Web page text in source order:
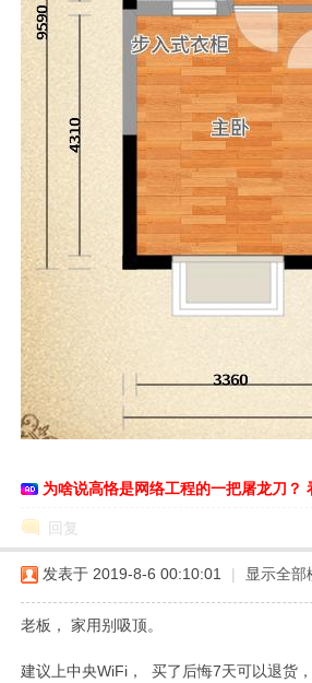
为啥说高恪是网络工程的一把屠龙刀？
回复
发表于 2019-8-6 00:10:01 | 显示全部
老板， 家用别吸顶。
建议上中央WiFi， 买了后悔7天可以退货